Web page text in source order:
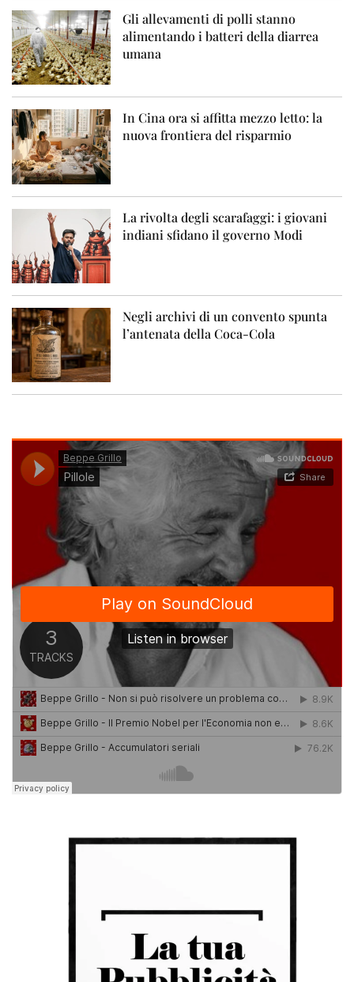
Gli allevamenti di polli stanno
alimentando i batteri della diarrea
umana
In Cina ora si affitta mezzo letto: la
nuova frontiera del risparmio
La rivolta degli scarafaggi: i giovani
indiani sfidano il governo Modi
Negli archivi di un convento spunta
l’antenata della Coca-Cola